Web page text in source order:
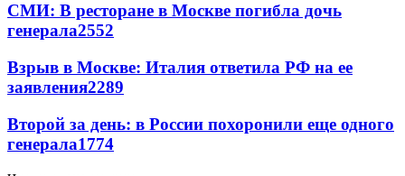
СМИ: В ресторане в Москве погибла дочь
генерала2552
Взрыв в Москве: Италия ответила РФ на ее
заявления2289
Второй за день: в России похоронили еще одного
генерала1774